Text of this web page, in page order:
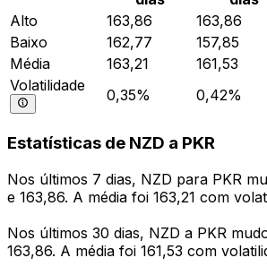
Alto
163,86 163,86
Baixo
162,77 157,85
Média
163,21 161,53
Volatilidade
0,35% 0,42%
Estatísticas de NZD a PKR
Nos últimos 7 dias, NZD para PKR
e 163,86. A média foi 163,21 com
Nos últimos 30 dias, NZD a PKR
163,86. A média foi 161,53 com